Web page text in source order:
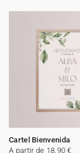
Cartel Bienvenida
A partir de 18,90 €